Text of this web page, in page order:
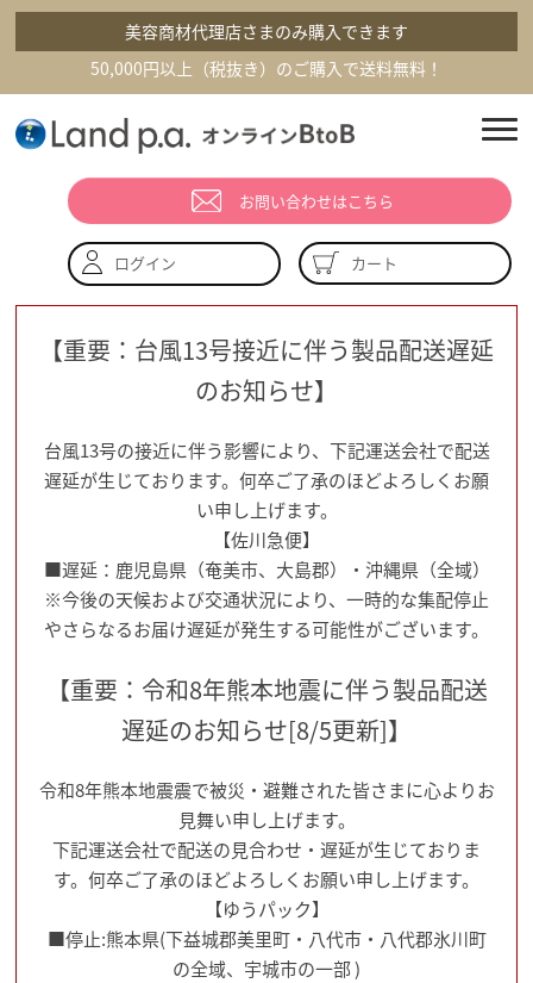
美容商材代理店さまのみ購入できます
50,000円以上（税抜き）のご購入で送料無料！
お問い合わせはこちら
ログイン カート
【重要：台風13号接近に伴う製品配送遅延
のお知らせ】
台風13号の接近に伴う影響により、下記運送会社で配送
遅延が生じております。何卒ご了承のほどよろしくお願
い申し上げます。
【佐川急便】
■遅延：鹿児島県（奄美市、大島郡）・沖縄県（全域）
※今後の天候および交通状況により、一時的な集配停止
やさらなるお届け遅延が発生する可能性がございます。
【重要：令和8年熊本地震に伴う製品配送
遅延のお知らせ[8/5更新]】
令和8年熊本地震震で被災・避難された皆さまに心よりお
見舞い申し上げます。
下記運送会社で配送の見合わせ・遅延が生じておりま
す。何卒ご了承のほどよろしくお願い申し上げます。
【ゆうパック】
■停止:熊本県(下益城郡美里町・八代市・八代郡氷川町
の全域、宇城市の一部 )